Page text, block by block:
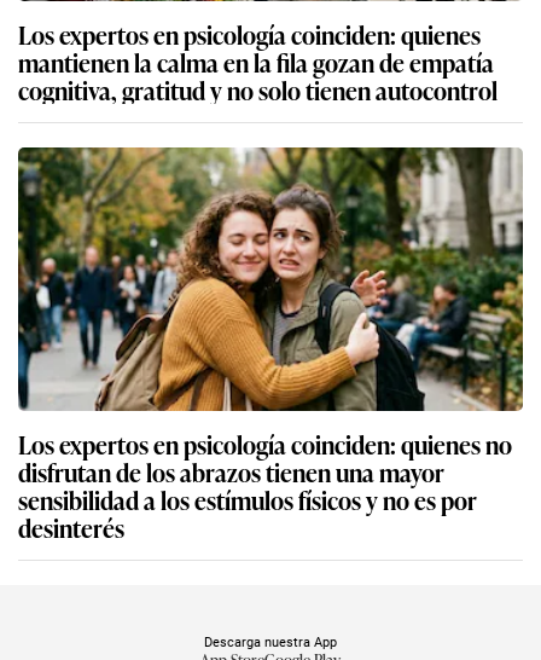
Los expertos en psicología coinciden: quienes
mantienen la calma en la fila gozan de empatía
cognitiva, gratitud y no solo tienen autocontrol
Los expertos en psicología coinciden: quienes no
disfrutan de los abrazos tienen una mayor
sensibilidad a los estímulos físicos y no es por
desinterés
Descarga nuestra App